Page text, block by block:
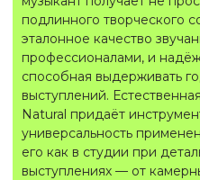
подлинного творческого
эталонное качество
профессионалами, и
способная выдерживать
выступлений.
Natural придаёт
универсальность
его как в студии при
выступлениях — от